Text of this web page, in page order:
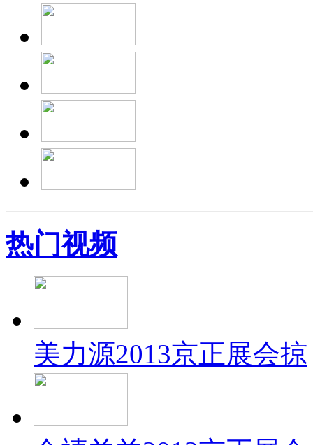
热门视频
美力源2013京正展会掠